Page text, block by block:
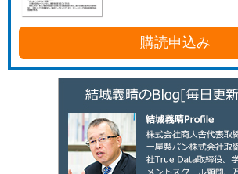
購読申込み